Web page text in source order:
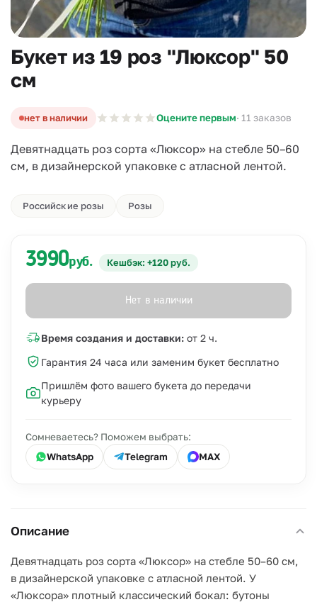
Букет из 19 роз "Люксор" 50
см
нет в наличии Оцените первым· 11 заказов
Девятнадцать роз сорта «Люксор» на стебле 50–60
см, в дизайнерской упаковке с атласной лентой.
Российские розы Розы
3990руб. Кешбэк: +120 руб.
Нет в наличии
Время создания и доставки: от 2 ч.
Гарантия 24 часа или заменим букет бесплатно
Пришлём фото вашего букета до передачи
курьеру
Сомневаетесь? Поможем выбрать:
WhatsApp
Telegram MAX
Описание
Девятнадцать роз сорта «Люксор» на стебле 50–60 см,
в дизайнерской упаковке с атласной лентой. У
«Люксора» плотный классический бокал: бутоны